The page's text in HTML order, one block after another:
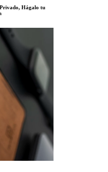
Hágalo tu